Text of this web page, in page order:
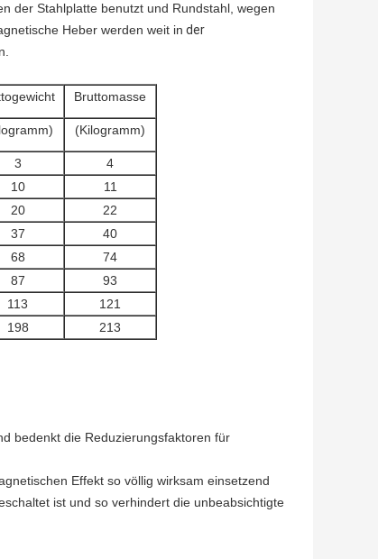
der Stahlplatte benutzt und Rundstahl, wegen
Heber werden weit in der
Bruttomasse
(Kilogramm)
3
4
10
11
20
22
37
40
68
74
87
93
113
121
198
213
bedenkt die Reduzierungsfaktoren für
Effekt so völlig wirksam einsetzend
ist und so verhindert die unbeabsichtigte